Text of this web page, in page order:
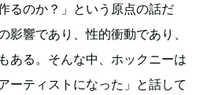
るのか？」という原点の話だ
影響であり、性的衝動であり、
ある。そんな中、ホックニーは
ーティストになった」と話して